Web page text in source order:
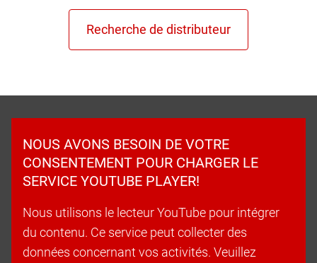
NOUS AVONS BESOIN DE VOTRE
CONSENTEMENT POUR CHARGER LE
SERVICE YOUTUBE PLAYER!
Nous utilisons le lecteur YouTube pour intégrer
du contenu. Ce service peut collecter des
données concernant vos activités. Veuillez